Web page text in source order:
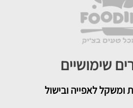
שימושיים
ומשקל לאפייה ובישול